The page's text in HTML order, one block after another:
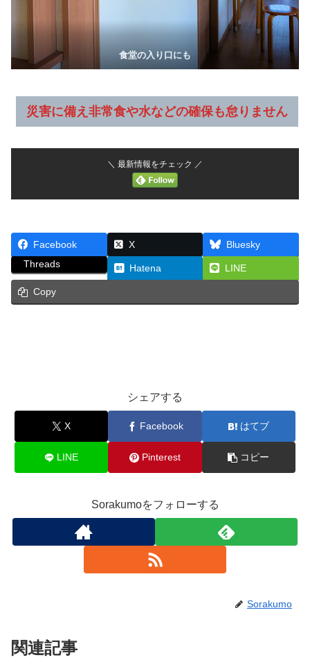
食堂の入り口にも
災害に備え非常食や水などの確保も怠りません
＼ 最新情報をチェック ／
Facebook X
Bluesky
Threads
Hatena LINE
Copy
シェアする
X Facebook はてブ
LINE Pinterest コピー
Sorakumoをフォローする
Sorakumo
関連記事